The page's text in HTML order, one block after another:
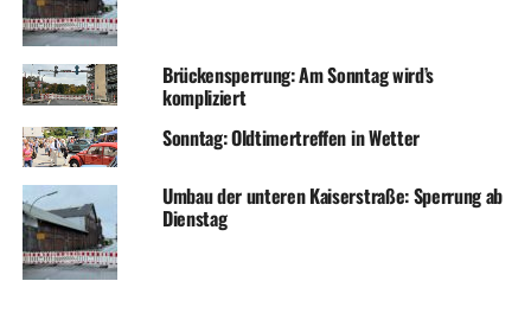
Brückensperrung: Am Sonntag wird’s
kompliziert
Sonntag: Oldtimertreffen in Wetter
Umbau der unteren Kaiserstraße: Sperrung ab
Dienstag